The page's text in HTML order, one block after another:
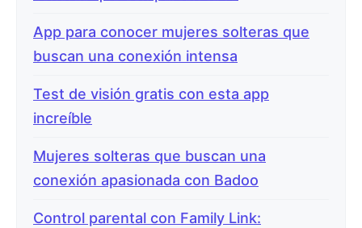
App para conocer mujeres solteras que
buscan una conexión intensa
Test de visión gratis con esta app
increíble
Mujeres solteras que buscan una
conexión apasionada con Badoo
Control parental con Family Link: